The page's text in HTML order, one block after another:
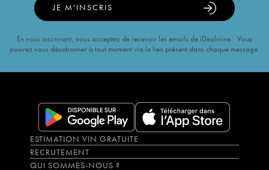
JE M'INSCRIS
En vous inscrivant, vous acceptez de recevoir les emails de iDealwine. Vous
pouvez vous désabonner à tout moment via le lien présent dans chaque message.
ESTIMATION VIN GRATUITE
RECRUTEMENT
QUI SOMMES-NOUS ?